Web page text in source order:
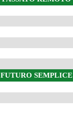
FUTURO SEMPLICE